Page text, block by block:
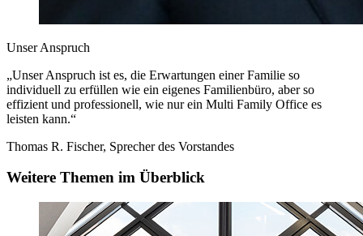
Unser Anspruch
„Unser Anspruch ist es, die Erwartungen einer Familie so
individuell zu erfüllen wie ein eigenes Familienbüro, aber so
effizient und professionell, wie nur ein Multi Family Office es
leisten kann.“
Thomas R. Fischer, Sprecher des Vorstandes
Weitere Themen im Überblick